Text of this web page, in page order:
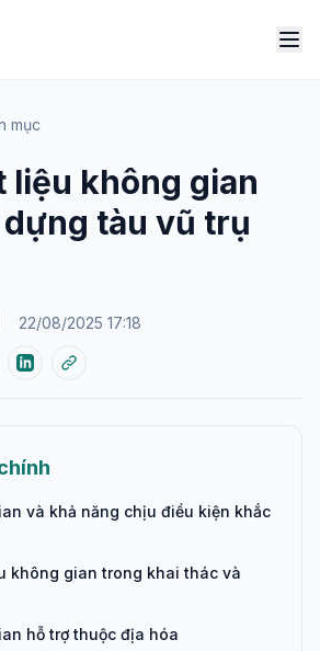
mục
liệu không gian
tàu vũ trụ
22/08/2025 17:18
và khả năng chịu điều kiện khắc
không gian trong khai thác và
hỗ trợ thuộc địa hóa